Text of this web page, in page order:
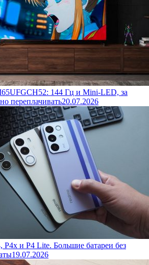
144 Гц и Mini-LED, за
переплачивать20.07.2026
P4x и P4 Lite. Большие батареи без
19.07.2026